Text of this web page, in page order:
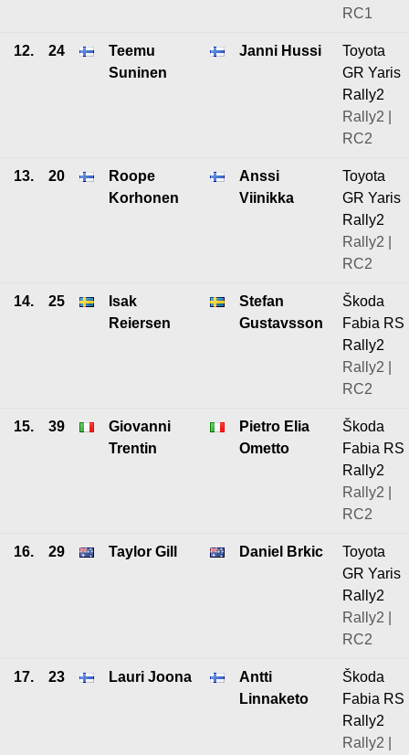
RC1
12. 24
Teemu
Suninen
Janni Hussi
Toyota
GR Yaris
Rally2
Rally2 |
RC2
13. 20
Roope
Korhonen
Anssi
Viinikka
Toyota
GR Yaris
Rally2
Rally2 |
RC2
14. 25
Isak
Reiersen
Stefan
Gustavsson
Škoda
Fabia RS
Rally2
Rally2 |
RC2
15. 39
Giovanni
Trentin
Pietro Elia
Ometto
Škoda
Fabia RS
Rally2
Rally2 |
RC2
16. 29 Taylor Gill Daniel Brkic
Toyota
GR Yaris
Rally2
Rally2 |
RC2
17. 23 Lauri Joona
Antti
Linnaketo
Škoda
Fabia RS
Rally2
Rally2 |